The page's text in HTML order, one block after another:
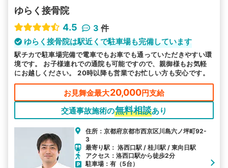
ゆらく接骨院
4.5
3 件
ゆらく接骨院は駅近くで駐車場も完備しています
駅チカで駐車場完備で電車でもお車でも通っていただきやすい環
境です。 お子様連れでの通院も可能ですので、親御様もお気軽
にお越しください。 20時以降も営業でお忙しい方も安心です。
お見舞金最大20,000円支給
交通事故施術の無料相談あり
住所：京都府京都市西京区川島六ノ坪町92-
3
最寄り駅： 洛西口駅 / 桂川駅 / 東向日駅
アクセス：洛西口駅から徒歩2分
駐車場：有（5台）